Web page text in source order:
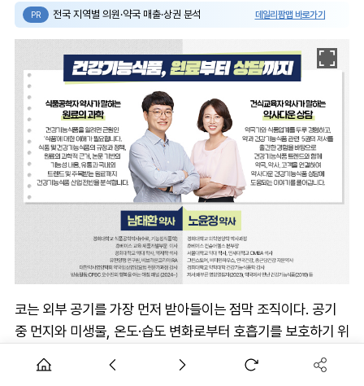
PR 전국 지역별 의원·약국 매출·상권 분석 데일리팜맵 바로가기
코는 외부 공기를 가장 먼저 받아들이는 점막 조직이다. 공기
중 먼지와 미생물, 온도·습도 변화로부터 호흡기를 보호하기 위
운동이 지속적으로 이루어진다. 그만큼 코는 기온과 습도 변화